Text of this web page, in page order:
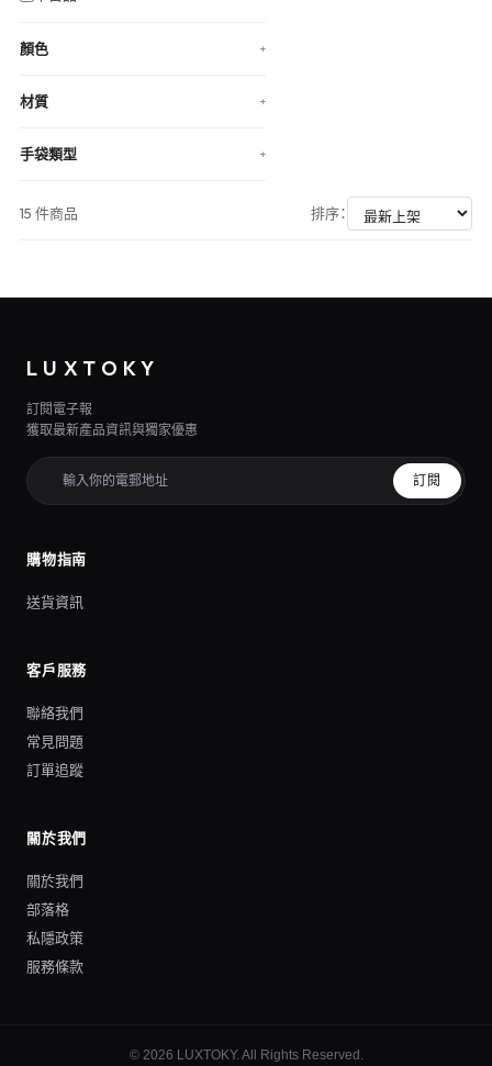
顏色 +
材質 +
手袋類型 +
15 件商品 排序：
LUXTOKY
訂閱電子報
獲取最新產品資訊與獨家優惠
訂閱
購物指南
送貨資訊
客戶服務
聯絡我們
常見問題
訂單追蹤
關於我們
關於我們
部落格
私隱政策
服務條款
© 2026 LUXTOKY. All Rights Reserved.